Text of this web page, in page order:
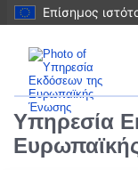
Επίσημος
Υπηρεσία